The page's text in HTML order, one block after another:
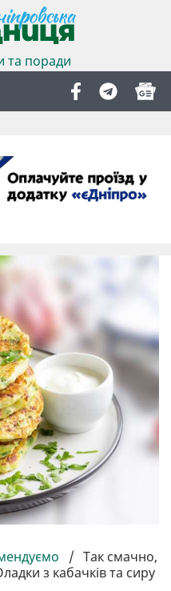
та поради
/ Так смачно,
з кабачків та сиру